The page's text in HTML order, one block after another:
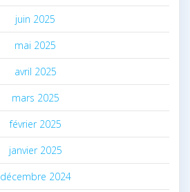
juin 2025
mai 2025
avril 2025
mars 2025
février 2025
janvier 2025
décembre 2024